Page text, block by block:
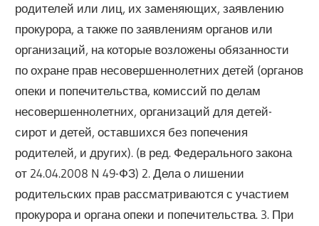
родителей или лиц, их заменяющих, заявлению
прокурора, а также по заявлениям органов или
организаций, на которые возложены обязанности
по охране прав несовершеннолетних детей (органов
опеки и попечительства, комиссий по делам
несовершеннолетних, организаций для детей-
сирот и детей, оставшихся без попечения
родителей, и других). (в ред. Федерального закона
от 24.04.2008 N 49-ФЗ) 2. Дела о лишении
родительских прав рассматриваются с участием
прокурора и органа опеки и попечительства. 3. При